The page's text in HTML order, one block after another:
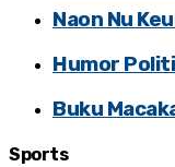
Naon Nu
Humor
Buku
Sports